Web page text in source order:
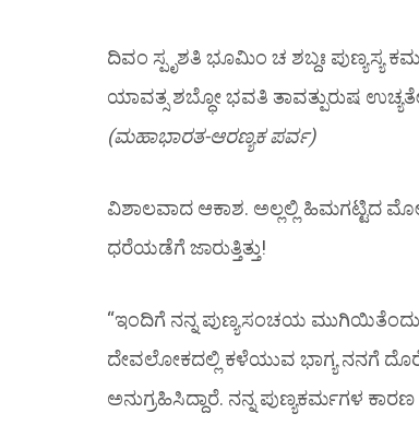
ದಿವಂ ಸ್ಪೃಶತಿ ಭೂಮಿಂ ಚ ಶಬ್ದಃ ಪುಣ್ಯಸ್ಯ
ಯಾವತ್ಸ ಶಬ್ಧೋ ಭವತಿ ತಾವತ್ಪುರುಷ
(ಮಹಾಭಾರತ-ಆರಣ್ಯಕ ಪರ್ವ)
ವಿಶಾಲವಾದ ಆಕಾಶ. ಅಲ್ಲಲ್ಲಿ ಹಿಮಗಟ್ಟಿದ
ಧರೆಯಡೆಗೆ ಜಾರುತ್ತಿತ್ತು!
“ಇಂದಿಗೆ ನನ್ನ ಪುಣ್ಯಸಂಚಯ ಮುಗಿಯಿತೆಂದು
ದೇವಲೋಕದಲ್ಲಿ ಕಳೆಯುವ ಭಾಗ್ಯ ನನಗೆ
ಅನುಗ್ರಹಿಸಿದ್ದಾರೆ. ನನ್ನ ಪುಣ್ಯಕರ್ಮಗಳ